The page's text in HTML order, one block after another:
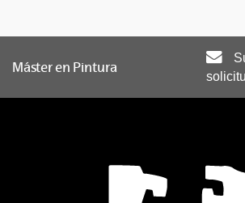
Máster en Pintura